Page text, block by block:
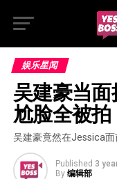
娱乐星闻
吴建豪当面
尬脸全被拍
吴建豪竟然在Jessica面
Published 3
By 编辑部